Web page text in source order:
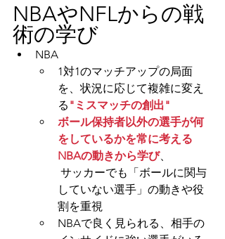
NBAやNFLからの戦
術の学び
NBA
1対1のマッチアップの局面
を、状況に応じて複雑に変え
る "ミスマッチの創出"
ボール保持者以外の選手が何
をしているかを常に考える
NBAの動きから学び、
していない選手」の動きや役
割を重視
NBAで良く見られる、相手の